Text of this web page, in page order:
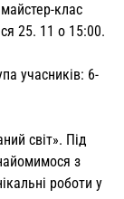
клас
25. 11 о 15:00.
учасників: 6-
світ». Під
з
роботи у